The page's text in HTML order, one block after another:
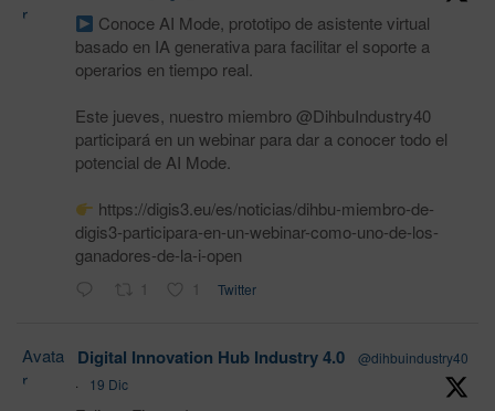
r
Conoce AI Mode, prototipo de asistente virtual
basado en IA generativa para facilitar el soporte a
operarios en tiempo real.
Este jueves, nuestro miembro @DihbuIndustry40
participará en un webinar para dar a conocer todo el
potencial de AI Mode.
https://digis3.eu/es/noticias/dihbu-miembro-de-
digis3-participara-en-un-webinar-como-uno-de-los-
ganadores-de-la-i-open
1 1 Twitter
Avata
r
Digital Innovation Hub Industry 4.0
@dihbuindustry40
·
19 Dic